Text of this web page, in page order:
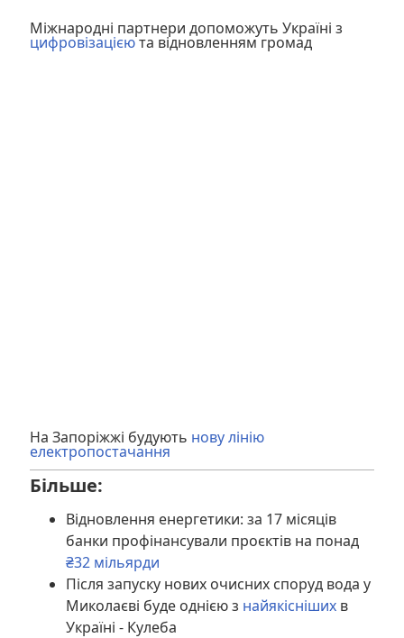
Міжнародні партнери допоможуть Україні з
цифровізацієюта відновленням громад
На Запоріжжі будують нову лінію
електропостачання
Більше:
Відновлення енергетики: за 17 місяців
банки профінансували проєктів на понад
₴32 мільярди
Після запуску нових очисних споруд вода у
Миколаєві буде однією з найякісніших в
Україні - Кулеба